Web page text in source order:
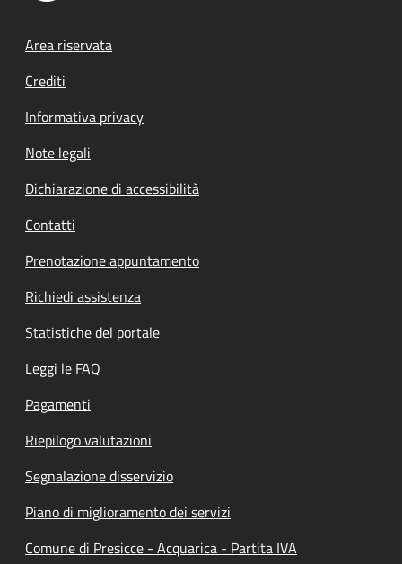
Footer menu
Area riservata
Crediti
Informativa privacy
Note legali
Dichiarazione di accessibilità
Contatti
Prenotazione appuntamento
Richiedi assistenza
Statistiche del portale
Leggi le FAQ
Pagamenti
Riepilogo valutazioni
Segnalazione disservizio
Piano di miglioramento dei servizi
Comune di Presicce - Acquarica - Partita IVA